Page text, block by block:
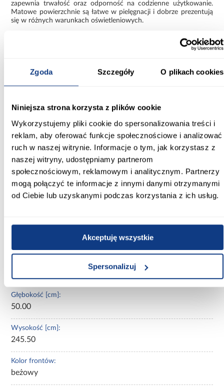
Zgoda Szczegóły O plikach cookies
Niniejsza strona korzysta z plików cookie
Wykorzystujemy pliki cookie do spersonalizowania treści i
reklam, aby oferować funkcje społecznościowe i analizować
ruch w naszej witrynie. Informacje o tym, jak korzystasz z
naszej witryny, udostępniamy partnerom
społecznościowym, reklamowym i analitycznym. Partnerzy
mogą połączyć te informacje z innymi danymi otrzymanymi
od Ciebie lub uzyskanymi podczas korzystania z ich usług.
Akceptuję wszystkie
Spersonalizuj
zapewnia trwałość oraz odporność na codzienne użytkowanie.
Matowe powierzchnie są łatwe w pielęgnacji i dobrze prezentują
się w różnych warunkach oświetleniowych.
Połączenie kaszmiru i czerni to modne i uniwersalne zestawienie,
Funkcjonalna szafa Como 2-130
sprawdza się w codziennym użytkowaniu i organizacji przestrzeni.
Informacje Transport Informacje o
Kształt:
proste
Rodzaj drzwi:
Głębokość [cm]:
50.00
Wysokość [cm]:
245.50
Kolor frontów:
beżowy